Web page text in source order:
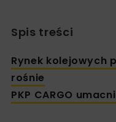
Spis treści
Rynek kolejowych
rośnie
PKP CARGO